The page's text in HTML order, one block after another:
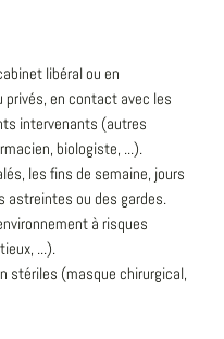
libéral ou en
en contact avec les
intervenants (autres
biologiste, ...).
les fins de semaine, jours
astreintes ou des gardes.
à risques
...).
stériles (masque chirurgical,